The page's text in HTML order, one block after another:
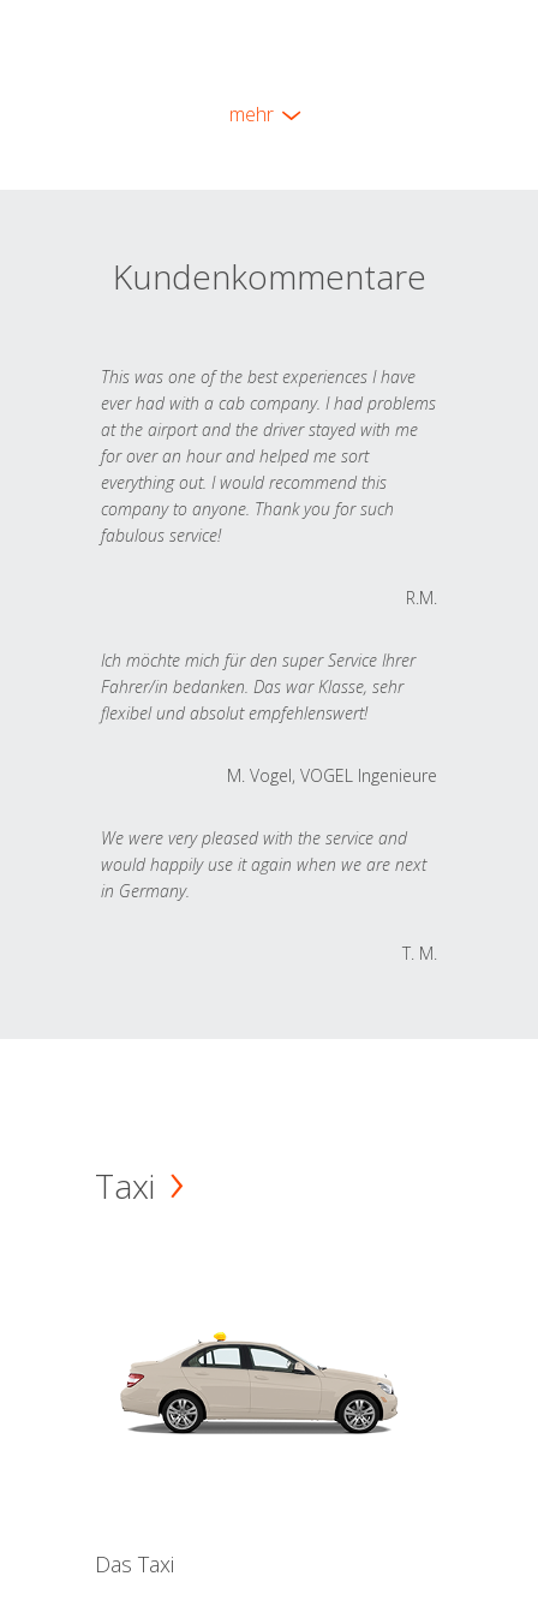
mehr
Kundenkommentare
This was one of the best experiences I have
ever had with a cab company. I had problems
at the airport and the driver stayed with me
for over an hour and helped me sort
everything out. I would recommend this
company to anyone. Thank you for such
fabulous service!
R.M.
Ich möchte mich für den super Service Ihrer
Fahrer/in bedanken. Das war Klasse, sehr
flexibel und absolut empfehlenswert!
M. Vogel, VOGEL Ingenieure
We were very pleased with the service and
would happily use it again when we are next
in Germany.
T. M.
Taxi
Das Taxi